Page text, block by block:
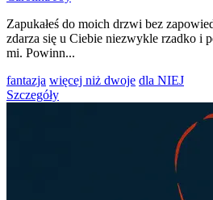
Zapukałeś do moich drzwi bez
zdarza się u Ciebie niezwykle rzadko i
mi. Powinn...
fantazja więcej niż dwoje dla NIEJ
Szczegóły